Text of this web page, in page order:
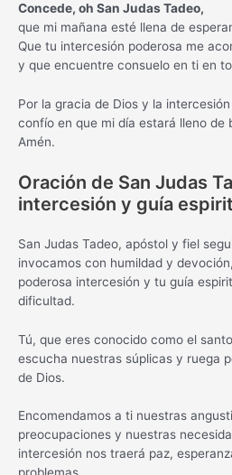
Concede, oh San Judas Tadeo,
que mi mañana esté llena de
Que tu intercesión poderosa me
y que encuentre consuelo en ti en
Por la gracia de Dios y la
confío en que mi día estará lleno de
Amén.
Oración de San Judas
intercesión y guía
San Judas Tadeo, apóstol y fiel
invocamos con humildad y
poderosa intercesión y tu guía
dificultad.
Tú, que eres conocido como el
escucha nuestras súplicas y ruega
de Dios.
Encomendamos a ti nuestras
preocupaciones y nuestras
intercesión nos traerá paz,